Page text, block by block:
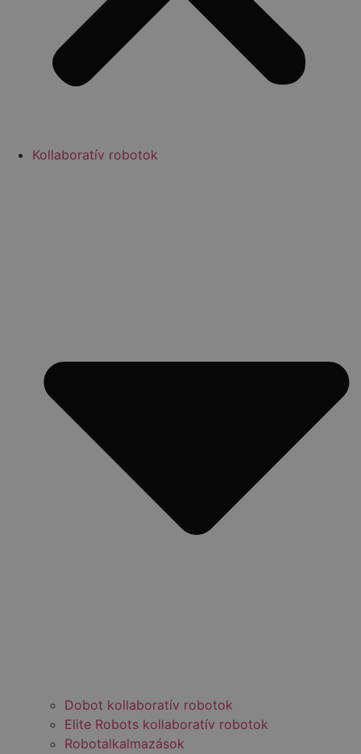
Kollaboratív robotok
Dobot kollaboratív robotok
Elite Robots kollaboratív robotok
Robotalkalmazások